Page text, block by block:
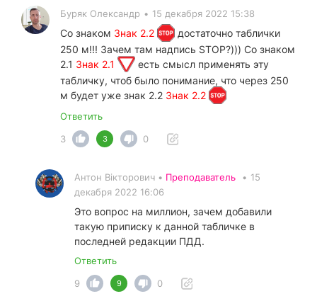
Буряк Олександр • 15 декабря 2022 15:38
Со знаком Знак 2.2
достаточно таблички
250 м!!! Зачем там надпись STOP?))) Со знаком
2.1 Знак 2.1
есть смысл применять эту
табличку, чтоб было понимание, что через 250
м будет уже знак 2.2 Знак 2.2
Ответить
3
3 0
Антон Вікторович • Преподаватель • 15
декабря 2022 16:06
Это вопрос на миллион, зачем добавили
такую приписку к данной табличке в
последней редакции ПДД.
Ответить
9
9 0